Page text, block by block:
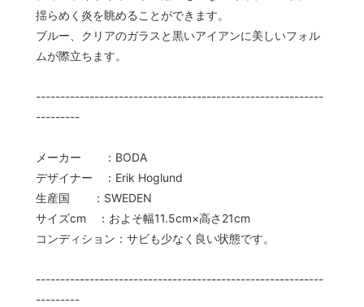
揺らめく炎を眺めることができます。
ブルー、クリアのガラスと黒いアイアンに美しいフォル
ムが際立ちます。
-----------------------------------------------------------
---------
メーカー ：BODA
デザイナー ：Erik Hoglund
生産国 ：SWEDEN
サイズcm ：およそ幅11.5cm×高さ21cm
コンディション：サビも少なく良い状態です。
-----------------------------------------------------------
---------